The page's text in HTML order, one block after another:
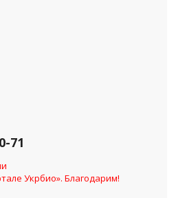
71
Укрбио». Благодарим!